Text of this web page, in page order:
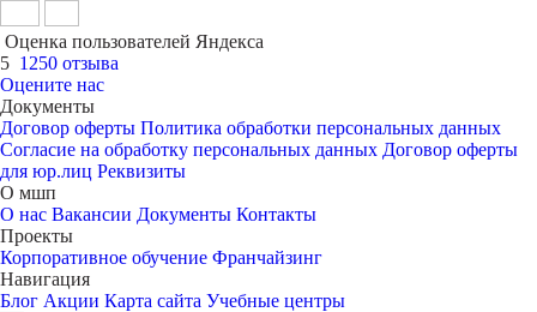
Оценка пользователей Яндекса
5 1250 отзыва
Оцените нас
Документы
Договор оферты Политика обработки персональных данных
Согласие на обработку персональных данных Договор оферты
для юр.лиц Реквизиты
О мшп
О нас Вакансии Документы Контакты
Проекты
Корпоративное обучение Франчайзинг
Навигация
Блог Акции Карта сайта Учебные центры